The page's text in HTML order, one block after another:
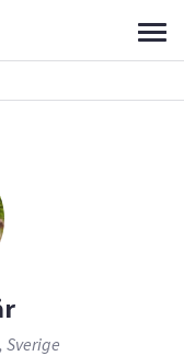
Sverige